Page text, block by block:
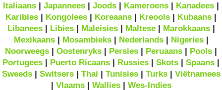
Italiaans | Japannees | Joods | Kameroens | Kanadees |
Karibies | Kongolees | Koreaans | Kreools | Kubaans |
Libanees| Libies| Maleisies| Maltese| Marokkaans|
Mexikaans| Mosambieks| Nederlands| Nigeries|
Noorweegs | Oostenryks | Persies | Peruaans | Pools |
Portugees | Puerto Ricaans | Russies | Skots | Spaans |
Sweeds| Switsers| Thai | Tunisies| Turks| Viëtnamees
| Vlaams| Wallies| Wes-Indies